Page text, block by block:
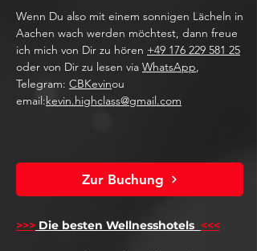
Wenn Du also mit einem sonnigen Lächeln in
Aachen wach werden möchtest, dann freue
ich mich von Dir zu hören +49 176 229 581 25
oder von Dir zu lesen via WhatsApp,
Telegram: CBKevinou
email:kevin.highclass@gmail.com
Zur Buchung
>>> Die besten Wellnesshotels <<<